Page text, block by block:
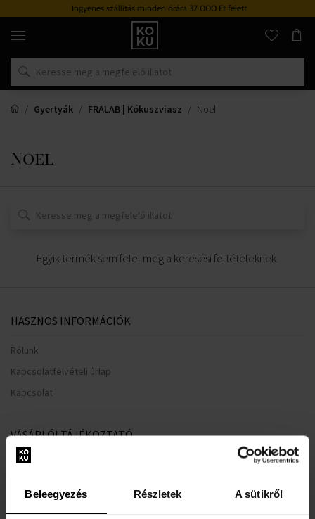
Beleegyezés Részletek A sütikről
Ingyenes szállítás minden órára 37 000 Ft felett
Eredeti
parfümök
órák
egy
Gyertyák FRALAB | Kókuszviasz Noel
Noel
Egyik termék sem felel meg a keresési feltételeknek.
HASZNOS INFORMÁCIÓK
Rólunk
Kapcsolatfelvételi űrlap
Kapcsolat
VÁSÁRLÓI TÁJÉKOZTATÓ
Hűségrendszer